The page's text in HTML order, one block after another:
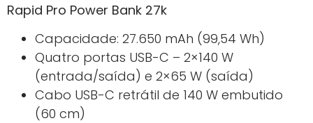
Rapid Pro Power Bank 27k
Capacidade: 27.650 mAh (99,54 Wh)
Quatro portas USB-C – 2×140 W
(entrada/saída) e 2×65 W (saída)
Cabo USB-C retrátil de 140 W embutido
(60 cm)